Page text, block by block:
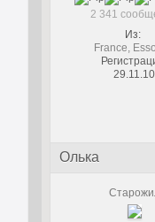
2 341
Из:
France,
29.11.10
Олька